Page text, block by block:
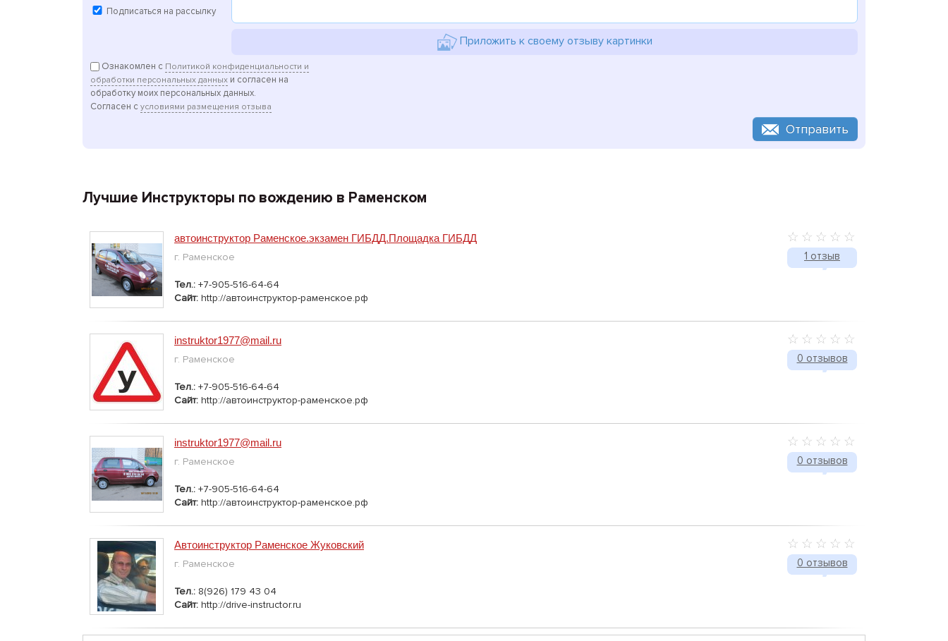
Подписаться на рассылку
Приложить к своему отзыву картинки
Ознакомлен с Политикой конфиденциальности и
обработки персональных данных и согласен на
обработку моих персональных данных.
Согласен с условиями размещения отзыва
Отправить
Лучшие Инструкторы по вождению в Раменском
1 отзыв
автоинструктор Раменское.экзамен ГИБДД.Площадка ГИБДД
г. Раменское
Тел.: +7-905-516-64-64
Сайт: http://автоинструктор-раменское.рф
0 отзывов
instruktor1977@mail.ru
г. Раменское
Тел.: +7-905-516-64-64
Сайт: http://автоинструктор-раменское.рф
0 отзывов
instruktor1977@mail.ru
г. Раменское
Тел.: +7-905-516-64-64
Сайт: http://автоинструктор-раменское.рф
0 отзывов
Автоинструктор Раменское Жуковский
г. Раменское
Тел.: 8(926) 179 43 04
Сайт: http://drive-instructor.ru